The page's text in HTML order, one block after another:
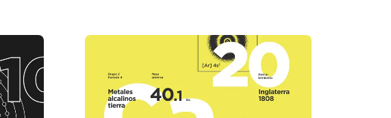
de
diferencia entre los distintos elementos, además de
las que se observan macroscópicamente, es la
cantidad de protones que [...]